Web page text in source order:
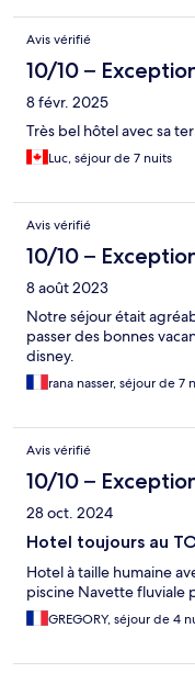
Avis vérifié
10/10 –
8 févr. 2025
Très bel hôtel avec sa
Luc, séjour de 7 nuits
Avis vérifié
10/10 –
8 août 2023
Notre séjour était
passer des bonnes
disney.
rana nasser, séjour de 7
Avis vérifié
10/10 –
28 oct. 2024
Hotel toujours au
Hotel à taille humaine
piscine Navette fluviale
GREGORY, séjour de 4